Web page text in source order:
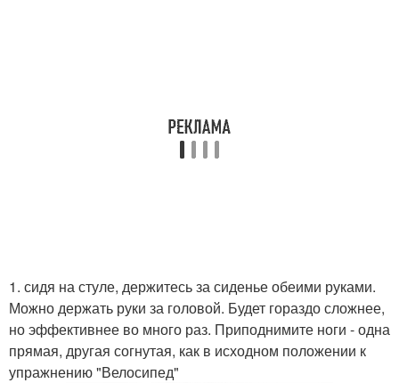
1. сидя на стуле, держитесь за сиденье обеими руками.
Можно держать руки за головой. Будет гораздо сложнее,
но эффективнее во много раз. Приподнимите ноги - одна
прямая, другая согнутая, как в исходном положении к
упражнению "Велосипед"